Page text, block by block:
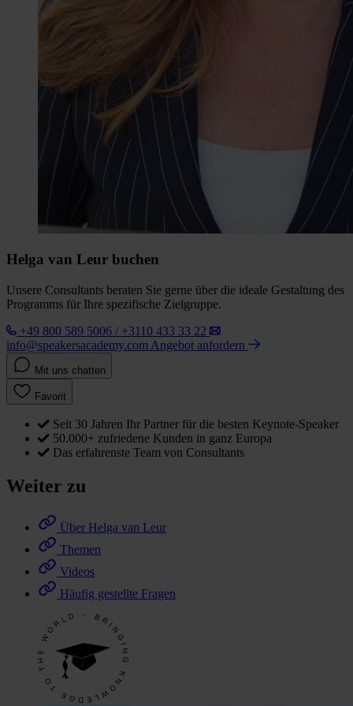
Helga van Leur buchen
Unsere Consultants beraten Sie gerne über die ideale Gestaltung des
Programms für Ihre spezifische Zielgruppe.
+49 800 589 5006 / +3110 433 33 22
info@speakersacademy.com Angebot anfordern
Mit uns chatten
Favorit
Seit 30 Jahren Ihr Partner für die besten Keynote-Speaker
50.000+ zufriedene Kunden in ganz Europa
Das erfahrenste Team von Consultants
Weiter zu
Über Helga van Leur
Themen
Videos
Häufig gestellte Fragen